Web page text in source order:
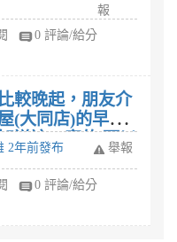
報
0 評論/給分
較晚起，朋友介
(大同店)的早午
道這一家的 可以
？
2年前發布 舉報
0 評論/給分